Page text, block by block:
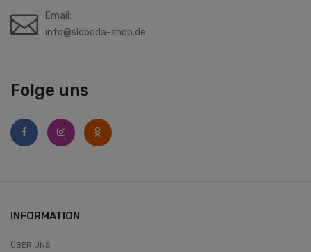
Folge uns
Email:
info@sloboda-shop.de
INFORMATION
ÜBER UNS